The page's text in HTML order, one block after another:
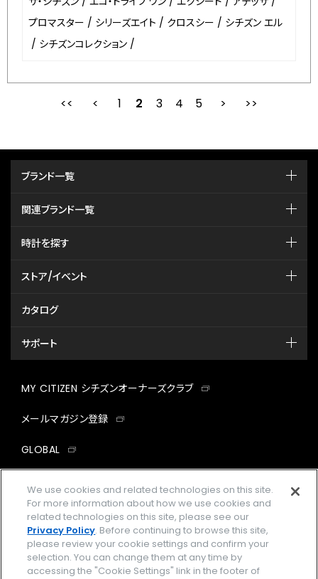
プロマスター / シリーズエイト / クロスシー / シチズン エル
/ シチズンコレクション /
最初 前
1 2 3 4 5
ブランド一覧
関連ブランド一覧
時計を探す
ストア/イベント
カタログ
サポート
MY CITIZEN シチズンオーナーズクラブ
メールマガジン登録
GLOBAL
facebookinstagramtwitter
企業情報 ご利用規約
プライバシーポリシー Cookies Settings
We use cookies and related technologies on this site.
For more information about how we use cookies and
related technologies on this site, please see our
Privacy Policy. Before continuing to browse this site,
please review your cookie settings and confirm your
selection. You can change them at any time by
accessing the "Cookie Settings" link in the footer of